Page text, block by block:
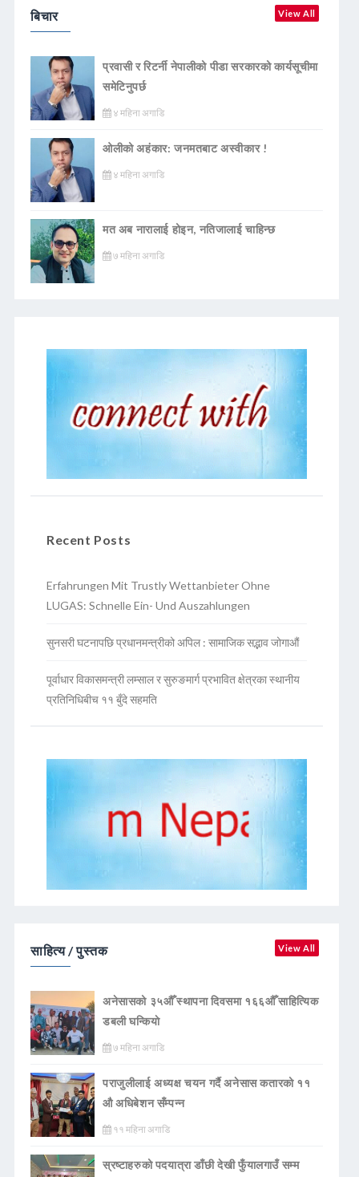
बिचार View All
प्रवासी र रिटर्नी नेपालीको पीडा सरकारको कार्यसूचीमा
समेटिनुपर्छ
४ महिना अगाडि
ओलीको अहंकार: जनमतबाट अस्वीकार !
४ महिना अगाडि
मत अब नारालाई होइन, नतिजालाई चाहिन्छ
७ महिना अगाडि
Recent Posts
Erfahrungen Mit Trustly Wettanbieter Ohne
LUGAS: Schnelle Ein- Und Auszahlungen
सुनसरी घटनापछि प्रधानमन्त्रीको अपिल : सामाजिक सद्भाव जोगाऔं
पूर्वाधार विकासमन्त्री लम्साल र सुरुङमार्ग प्रभावित क्षेत्रका स्थानीय
प्रतिनिधिबीच ११ बुँदे सहमति
साहित्य / पुस्तक View All
अनेसासको ३५औँ स्थापना दिवसमा १६६औँ साहित्यिक
डबली घन्कियाे
७ महिना अगाडि
पराजुलीलाई अध्यक्ष चयन गर्दै अनेसास कतारको ११
औ अधिबेशन सँम्पन्न
११ महिना अगाडि
स्रष्टाहरुको पदयात्रा डाँछी देखी फुँयालगाउँ सम्म